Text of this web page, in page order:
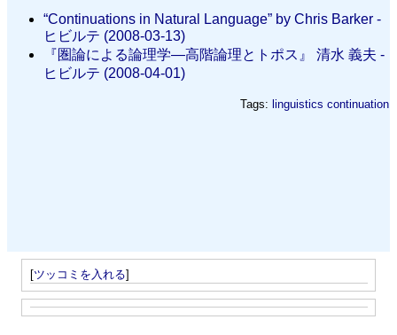
“Continuations in Natural Language” by Chris Barker -
ヒビルテ (2008-03-13)
『圏論による論理学—高階論理とトポス』 清水 義夫 -
ヒビルテ (2008-04-01)
Tags: linguistics continuation
[ツッコミを入れる]